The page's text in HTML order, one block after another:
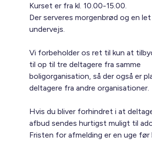
Kurset er fra kl. 10.00-15.00.
Der serveres morgenbrød og en
undervejs.
Vi forbeholder os ret til kun at
til op til tre deltagere fra samme
boligorganisation, så der også er
deltagere fra andre organisationer.
Hvis du bliver forhindret i at
afbud sendes hurtigst muligt til
Fristen for afmelding er en uge før